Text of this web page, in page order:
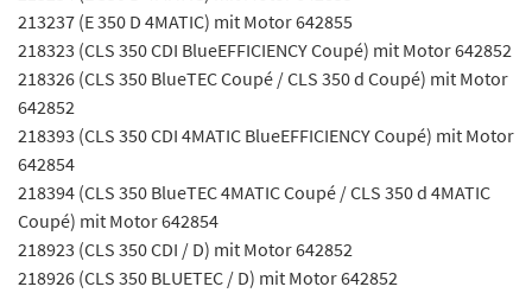
213237 (E 350 D 4MATIC) mit Motor 642855
218323 (CLS 350 CDI BlueEFFICIENCY Coupé) mit Motor 642852
218326 (CLS 350 BlueTEC Coupé / CLS 350 d Coupé) mit Motor
642852
218393 (CLS 350 CDI 4MATIC BlueEFFICIENCY Coupé) mit Motor
642854
218394 (CLS 350 BlueTEC 4MATIC Coupé / CLS 350 d 4MATIC
Coupé) mit Motor 642854
218923 (CLS 350 CDI / D) mit Motor 642852
218926 (CLS 350 BLUETEC / D) mit Motor 642852